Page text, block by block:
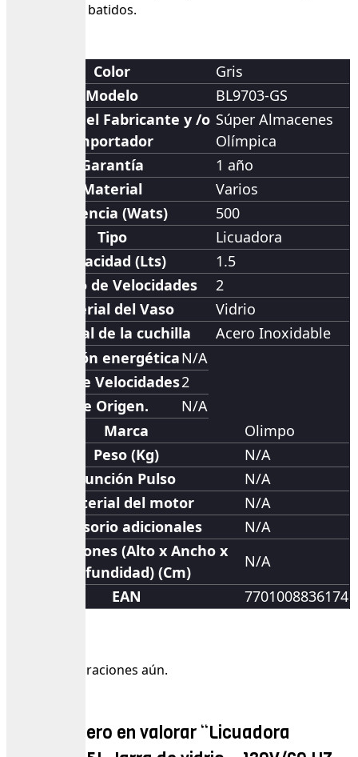
preparar tus batidos.
Color
Gris
Modelo
BL9703-GS
Nombre del Fabricante y /o
Importador
Súper Almacenes
Olímpica
Garantía
1 año
Material
Varios
Potencia (Wats)
500
Tipo
Licuadora
Capacidad (Lts)
1.5
Número de Velocidades
2
Material del Vaso
Vidrio
Material de la cuchilla
Acero Inoxidable
Clasificación energéticaN/A
Número de Velocidades2
País de Origen.
N/A
Marca
Olimpo
Peso (Kg)
N/A
Función Pulso
N/A
Material del motor
N/A
Accesorio adicionales
N/A
Dimensiones (Alto x Ancho x
Profundidad) (Cm)
N/A
EAN
7701008836174
No hay valoraciones aún.
Sé el primero en valorar “Licuadora